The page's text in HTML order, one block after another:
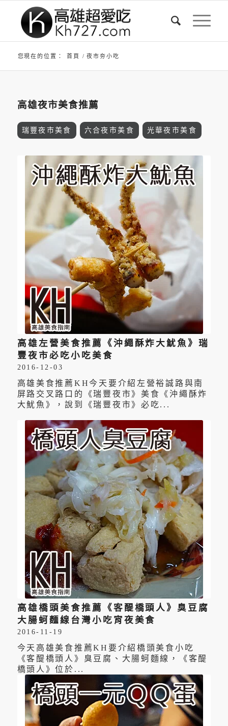
您現在的位置： 首頁 / 夜市夯小吃
高雄夜市美食推薦
瑞豐夜市美食 六合夜市美食 光華夜市美食
高雄左營美食推薦《沖繩酥炸大魷魚》瑞
豐夜市必吃小吃美食
2016-12-03
高雄美食推薦KH今天要介紹左營裕誠路與南
屏路交叉路口的《瑞豐夜市》美食《沖繩酥炸
大魷魚》，說到《瑞豐夜市》必吃...
高雄橋頭美食推薦《客醍橋頭人》臭豆腐
大腸蚵麵線台灣小吃宵夜美食
2016-11-19
今天高雄美食推薦KH要介紹橋頭美食小吃
《客醍橋頭人》臭豆腐、大腸蚵麵線，《客醍
橋頭人》位於...